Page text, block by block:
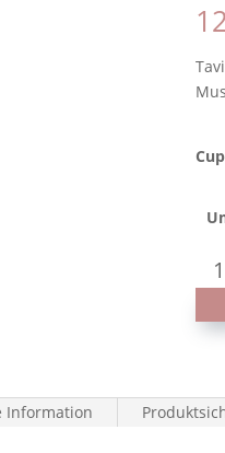
Anita
-
Information